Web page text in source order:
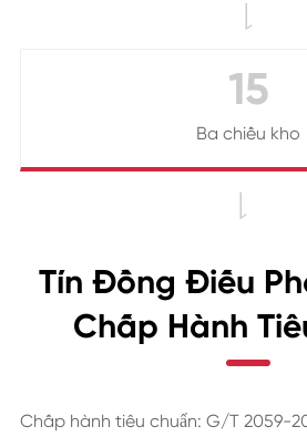

15
Ba chiều kho

Tín Đồng Điếu
Chấp Hành
Chấp hành tiêu chuẩn: G/T 2059-